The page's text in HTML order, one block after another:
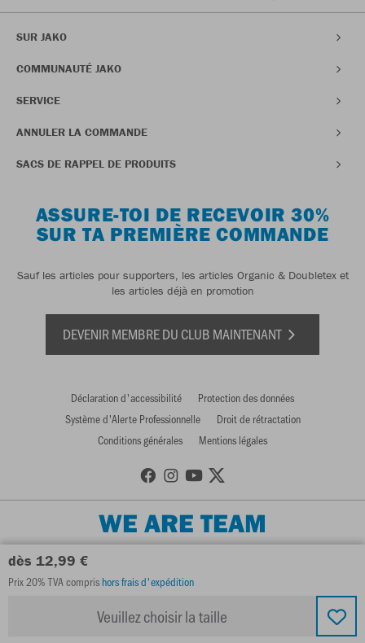
dès 12,99 €
Prix 20% TVA compris hors frais d'expédition
Veuillez choisir la taille
SUR JAKO
COMMUNAUTÉ JAKO
SERVICE
ANNULER LA COMMANDE
SACS DE RAPPEL DE PRODUITS
ASSURE-TOI DE RECEVOIR 30%
SUR TA PREMIÈRE COMMANDE
Sauf les articles pour supporters, les articles Organic & Doubletex et
les articles déjà en promotion
DEVENIR MEMBRE DU CLUB MAINTENANT
Déclaration d'accessibilité
Protection des données
Système d'Alerte Professionnelle
Droit de rétractation
Conditions générales
Mentions légales
WE ARE TEAM